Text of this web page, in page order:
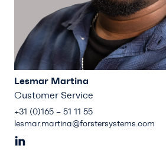
Lesmar Martina
Customer Service
+31 (0)165 – 51 11 55
lesmar.martina@forstersystems.com